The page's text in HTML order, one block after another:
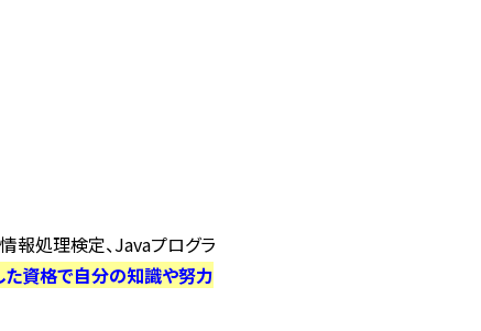
報処理検定、Javaプログラ
た資格で自分の知識や努力